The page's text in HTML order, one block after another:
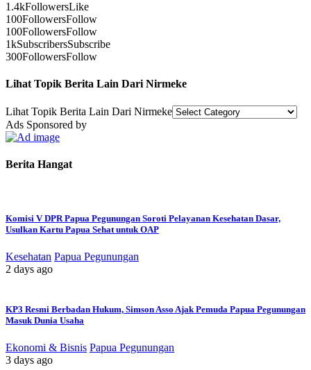
1.4kFollowersLike
100FollowersFollow
100FollowersFollow
1kSubscribersSubscribe
300FollowersFollow
Lihat Topik Berita Lain Dari Nirmeke
Lihat Topik Berita Lain Dari Nirmeke
Ads Sponsored by
Berita Hangat
Komisi V DPR Papua Pegunungan Soroti Pelayanan Kesehatan Dasar,
Usulkan Kartu Papua Sehat untuk OAP
Kesehatan Papua Pegunungan
2 days ago
KP3 Resmi Berbadan Hukum, Simson Asso Ajak Pemuda Papua Pegunungan
Masuk Dunia Usaha
Ekonomi & Bisnis Papua Pegunungan
3 days ago